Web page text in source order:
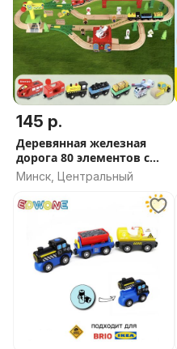
145 р.
Деревянная железная
дорога 80 элементов с
электропоездом
Минск, Центральный